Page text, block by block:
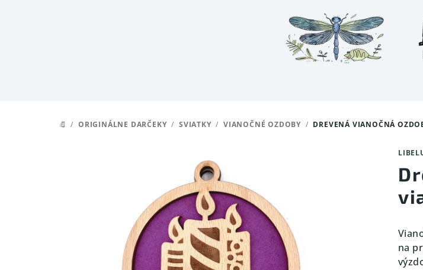
DOMOV
/ ORIGINÁLNE DARČEKY / SVIATKY / VIANOČNÉ OZDOBY / DREVENÁ VIANOČNÁ
na